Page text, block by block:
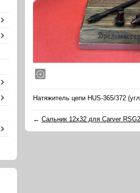
Натяжитель цепи HUS-365/372
← Сальник 12х32 для Carver